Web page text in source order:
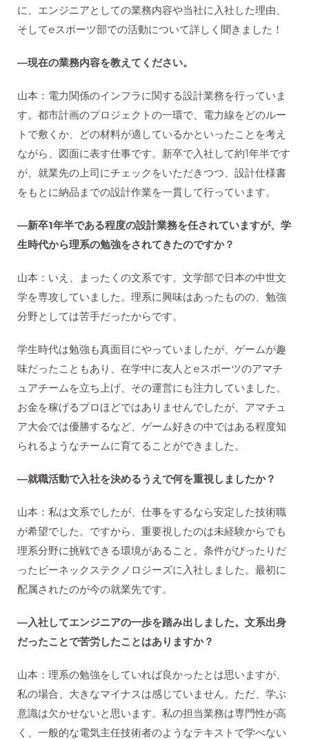
に、エンジニアとしての業務内容や当社に入社した理由、
そしてeスポーツ部での活動について詳しく聞きました！
―現在の業務内容を教えてください。
山本：電力関係のインフラに関する設計業務を行っていま
す。都市計画のプロジェクトの一環で、電力線をどのルー
トで敷くか、どの材料が適しているかといったことを考え
ながら、図面に表す仕事です。新卒で入社して約1年半です
が、就業先の上司にチェックをいただきつつ、設計仕様書
をもとに納品までの設計作業を一貫して行っています。
―新卒1年半である程度の設計業務を任されていますが、学
生時代から理系の勉強をされてきたのですか？
山本：いえ、まったくの文系です。文学部で日本の中世文
学を専攻していました。理系に興味はあったものの、勉強
分野としては苦手だったからです。
学生時代は勉強も真面目にやっていましたが、ゲームが趣
味だったこともあり、在学中に友人とeスポーツのアマチ
ュアチームを立ち上げ、その運営にも注力していました。
お金を稼げるプロほどではありませんでしたが、アマチュ
ア大会では優勝するなど、ゲーム好きの中ではある程度知
られるようなチームに育てることができました。
―就職活動で入社を決めるうえで何を重視しましたか？
山本：私は文系でしたが、仕事をするなら安定した技術職
が希望でした。ですから、重要視したのは未経験からでも
理系分野に挑戦できる環境があること。条件がぴったりだ
ったビーネックステクノロジーズに入社しました。最初に
配属されたのが今の就業先です。
―入社してエンジニアの一歩を踏み出しました。文系出身
だったことで苦労したことはありますか？
山本：理系の勉強をしていれば良かったとは思いますが、
私の場合、大きなマイナスは感じていません。ただ、学ぶ
意識は欠かせないと思います。私の担当業務は専門性が高
く、一般的な電気主任技術者のようなテキストで学べない